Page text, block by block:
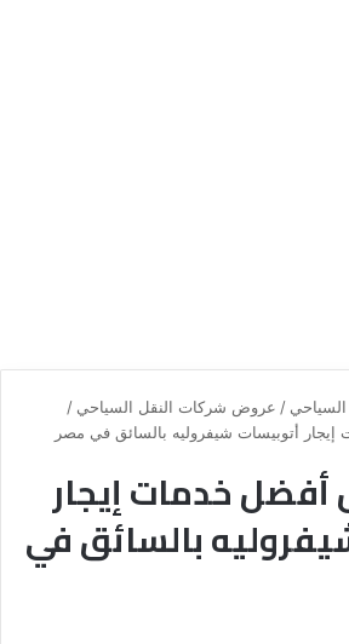
/ عروض شركات النقل السياحي /
أتوبيسات شيفروليه بالسائق في مصر
خدمات إيجار
بالسائق في